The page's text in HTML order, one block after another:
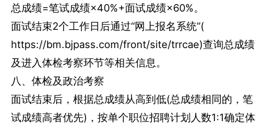
总成绩=笔试成绩×40%+面试成绩×60%。
面试结束2个工作日后通过“网上报名系统”(
https://bm.bjpass.com/front/site/trrcae)查询总成绩
及进入体检考察环节等相关信息。
八、体检及政治考察
面试结束后，根据总成绩从高到低(总成绩相同的，笔
试成绩高者优先)，按单个职位招聘计划人数1:1确定体